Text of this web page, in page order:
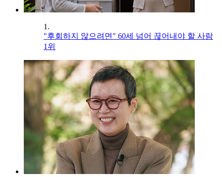
1.
"후회하지 않으려면" 60세 넘어 끊어내야 할 사람
1위